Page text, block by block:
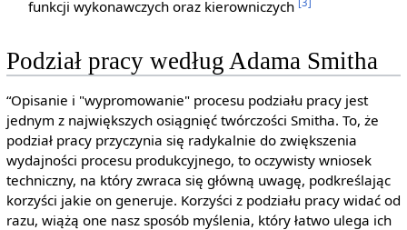
funkcji wykonawczych oraz kierowniczych
Podział pracy według Adama Smitha
“Opisanie i "wypromowanie" procesu podziału pracy jest
jednym z największych osiągnięć twórczości Smitha. To, że
podział pracy przyczynia się radykalnie do zwiększenia
wydajności procesu produkcyjnego, to oczywisty wniosek
techniczny, na który zwraca się główną uwagę, podkreślając
korzyści jakie on generuje. Korzyści z podziału pracy widać od
razu, wiążą one nasz sposób myślenia, który łatwo ulega ich